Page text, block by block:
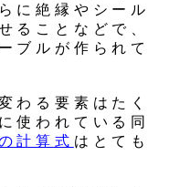
に絶縁やシール
ることなどで、
ブルが作られて
わる要素はたく
使われている同
計算式 はとても